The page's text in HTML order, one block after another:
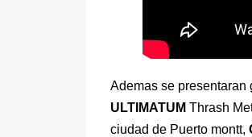
Ademas se presentaran
ULTIMATUM Thrash
ciudad de Puerto montt,